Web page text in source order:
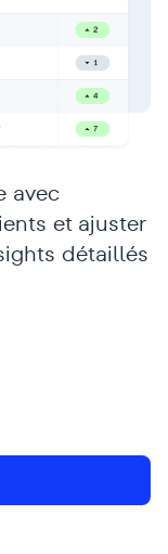
avec
et ajuster
détaillés